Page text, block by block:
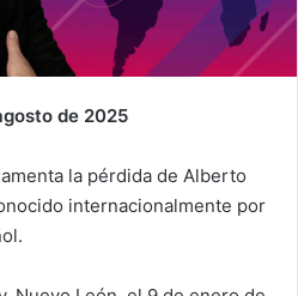
de 2025
la pérdida de Alberto
internacionalmente por